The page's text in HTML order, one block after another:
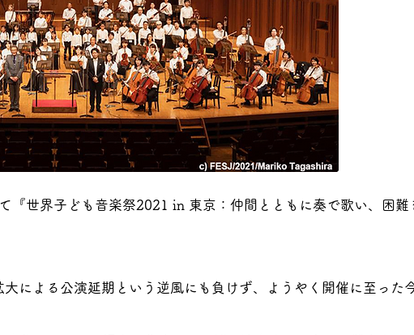
『世界子ども音楽祭2021 in 東京：仲間とともに奏で歌い、困難
による公演延期という逆風にも負けず、ようやく開催に至った